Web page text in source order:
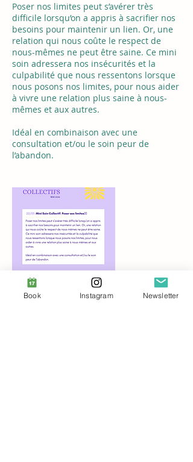
Poser nos limites peut s’avérer très
difficile lorsqu’on a appris à sacrifier nos
besoins pour maintenir un lien. Or, une
relation qui nous coûte le respect de
nous-mêmes ne peut être saine. Ce mini
soin adressera nos insécurités et la
culpabilité que nous ressentons lorsque
nous posons nos limites, pour nous aider
à vivre une relation plus saine à nous-
mêmes et aux autres.
Idéal en combinaison avec une
consultation et/ou le soin peur de
Book Instagram Newsletter